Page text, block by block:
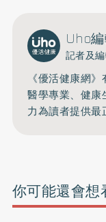
Uho
記者及
《優活健康網
醫學專業、健
力為讀者提供最
你可能還會想